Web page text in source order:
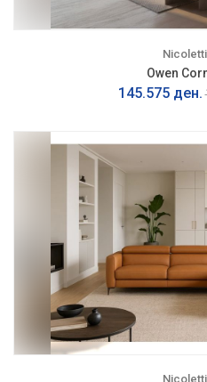
Owen
145.575 ден.